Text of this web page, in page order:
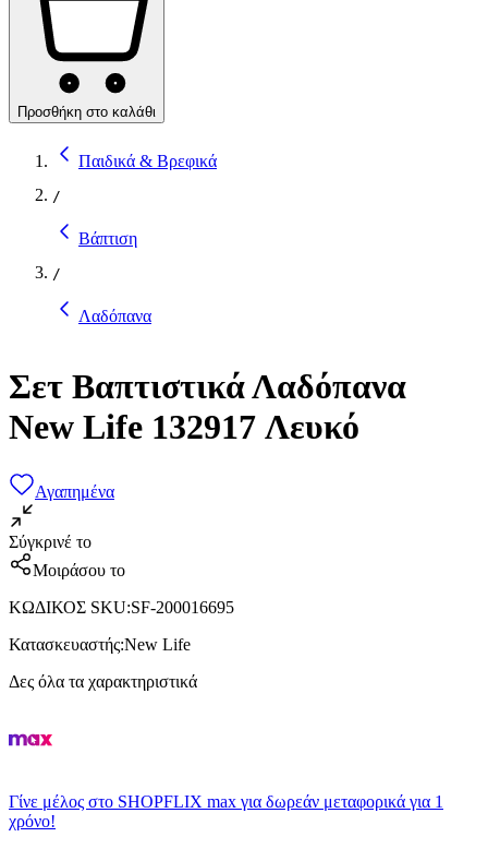
Προσθήκη στο καλάθι
Παιδικά & Βρεφικά
/
Βάπτιση
/
Λαδόπανα
Σετ Βαπτιστικά Λαδόπανα
New Life 132917 Λευκό
Αγαπημένα
Σύγκρινέ το
Μοιράσου το
ΚΩΔΙΚΟΣ SKU:SF-200016695
Κατασκευαστής:New Life
Δες όλα τα χαρακτηριστικά
Γίνε μέλος στο SHOPFLIX max για δωρεάν μεταφορικά για 1
χρόνο!